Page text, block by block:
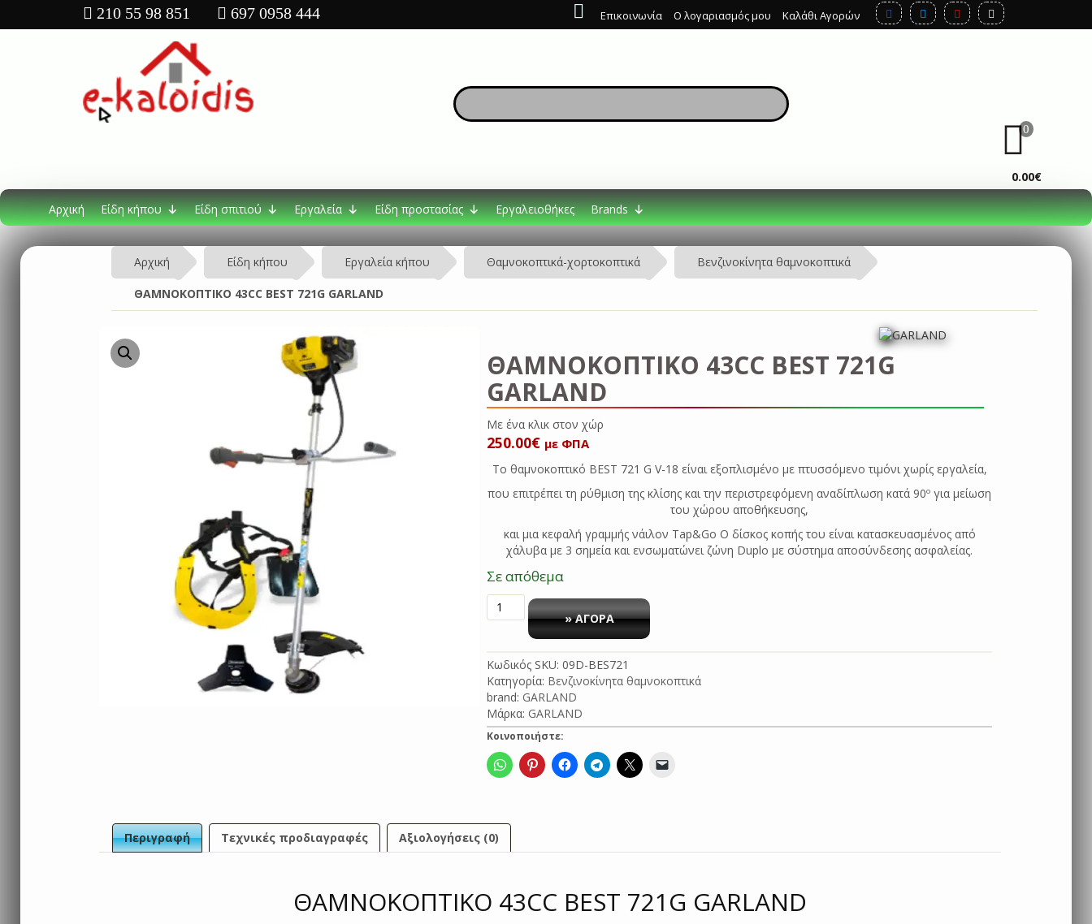
Επικοινωνία Ο λογαριασμός μου Καλάθι Αγορών
210 55 98 851 697 0958 444
0
0.00€
Αρχική Είδη κήπου Είδη σπιτιού Εργαλεία Είδη προστασίας Εργαλειοθήκες Brands
Αρχική Είδη κήπου Εργαλεία κήπου Θαμνοκοπτικά-χορτοκοπτικά Βενζινοκίνητα θαμνοκοπτικά
ΘΑΜΝΟΚΟΠΤΙΚΟ 43CC BEST 721G GARLAND
ΘΑΜΝΟΚΟΠΤΙΚΟ 43CC BEST 721G
GARLAND
Με ένα κλικ
250.00€ με ΦΠΑ
Το θαμνοκοπτικό BEST 721 G V-18 είναι εξοπλισμένο με πτυσσόμενο τιμόνι χωρίς εργαλεία,
που επιτρέπει τη ρύθμιση της κλίσης και την περιστρεφόμενη αναδίπλωση κατά 90º για μείωση
του χώρου αποθήκευσης,
και μια κεφαλή γραμμής νάιλον Tap&Go Ο δίσκος κοπής του είναι κατασκευασμένος από
χάλυβα με 3 σημεία και ενσωματώνει ζώνη Duplo με σύστημα αποσύνδεσης ασφαλείας.
Σε απόθεμα
ΘΑΜΝΟΚΟΠΤΙΚΟ
43CC
721G
GARLAND
ποσότητα
» ΑΓΟΡΑ
Κωδικός SKU:09D-BES721
Κατηγορία: Βενζινοκίνητα θαμνοκοπτικά
brand: GARLAND
Μάρκα: GARLAND
Κοινοποιήστε:
Περιγραφή Τεχνικές προδιαγραφές Αξιολογήσεις (0)
ΘΑΜΝΟΚΟΠΤΙΚΟ 43CC BEST 721G GARLAND